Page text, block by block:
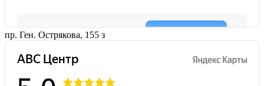
пр. Ген. Острякова, 155 з